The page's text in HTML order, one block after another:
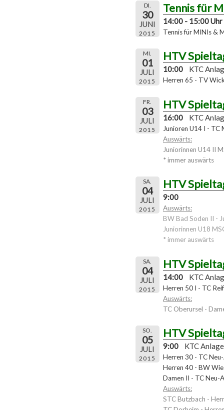
DI.
30
JUNI
2015
Tennis für
14:00 - 15:00 Uhr
Tennis für MINIs &
MI.
01
JULI
2015
HTV
10:00 KTC
Herren 65 - TV
FR.
03
JULI
2015
HTV
16:00 KTC
Junioren U14 I - TC
Auswärts:
Juniorinnen U14 II
* immer auswärts
SA.
04
JULI
2015
HTV
9:00
Auswärts:
BW Bad Soden II -
Juniorinnen U18
* immer auswärts
SA.
04
JULI
2015
HTV
14:00 KTC
Herren 50 I - TC
Auswärts:
TC Oberursel -
SO.
05
JULI
2015
HTV
9:00 KTC Anlage
Herren 30 - TC
Herren 40 - BW
Damen II - TC Neu-
Auswärts:
STC Butzbach -